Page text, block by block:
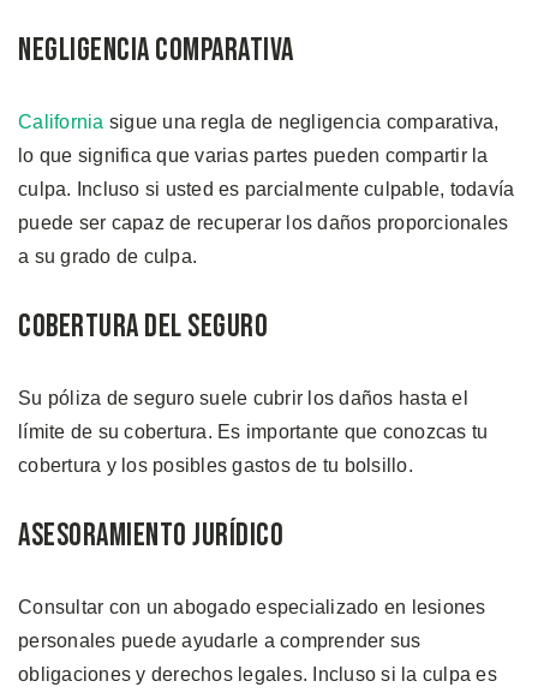
Negligencia Comparativa
California sigue una regla de negligencia comparativa,
lo que significa que varias partes pueden compartir la
culpa. Incluso si usted es parcialmente culpable, todavía
puede ser capaz de recuperar los daños proporcionales
a su grado de culpa.
Cobertura del Seguro
Su póliza de seguro suele cubrir los daños hasta el
límite de su cobertura. Es importante que conozcas tu
cobertura y los posibles gastos de tu bolsillo.
Asesoramiento Jurídico
Consultar con un abogado especializado en lesiones
personales puede ayudarle a comprender sus
obligaciones y derechos legales. Incluso si la culpa es